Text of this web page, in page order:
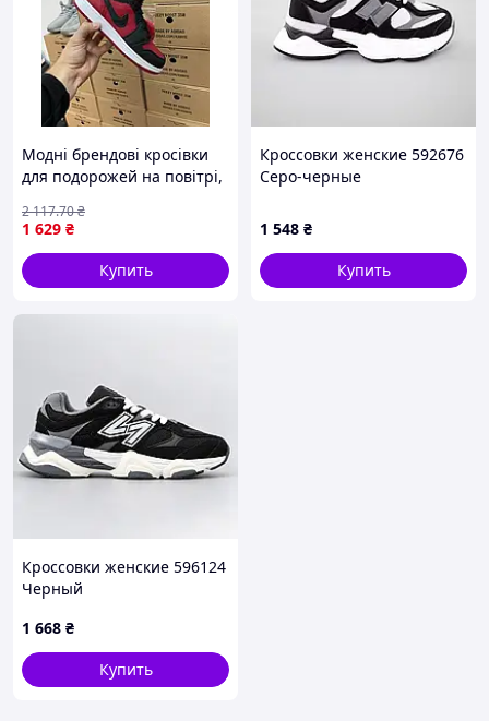
Модні брендові кросівки
для подорожей на повітрі,
black + доп шнурки
1 629 ₴
2 117.70₴
Купить
Кроссовки женские 592676
Серо-черные
1 548 ₴
Купить
Кроссовки женские 596124
Черный
1 668 ₴
Купить